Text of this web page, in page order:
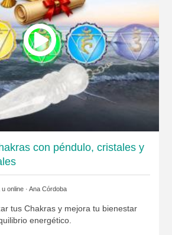
con péndulo, cristales y
online · Ana Córdoba
tus Chakras y mejora tu bienestar
energético.